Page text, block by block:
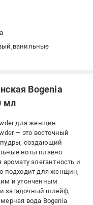
ванильные
Bogenia
мл
для женщин
— это восточный
пудры, создающий
ноты плавно
элегантность и
подходит для женщин,
и утонченным
загадочный шлейф,
вода Bogenia